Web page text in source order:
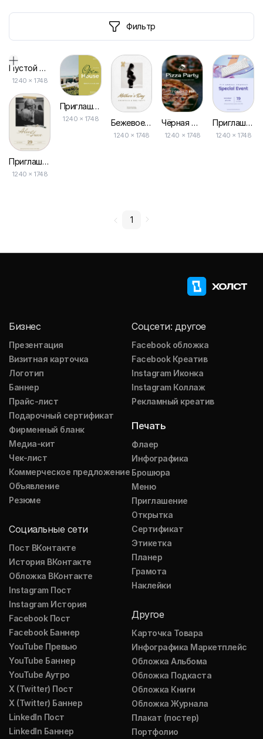
Фильтр
Пустой дизайн-макет
1240 × 1748
Приглашение в Ретро-фотографии Бежевого Цвета и Бумаги
1240 × 1748
Приглашение на День Открытых Дверей с Оливками и Фотографией
1240 × 1748 Бежевое Элегантное Фотографическое Приглашение на День Матери
1240 × 1748
Чёрная Пицца Бизнес Вечеринка Фотография Приглашение
1240 × 1748
Приглашение на Событие Компании по Фотографии Пурпурного Цвета
1240 × 1748
1
Бизнес
Презентация
Визитная карточка
Логотип
Баннер
Прайс-лист
Подарочный сертификат
Фирменный бланк
Медиа-кит
Чек-лист
Коммерческое предложение
Объявление
Резюме
Социальные сети
Пост ВКонтакте
История ВКонтакте
Обложка ВКонтакте
Instagram Пост
Instagram История
Facebook Пост
Facebook Баннер
YouTube Превью
YouTube Баннер
YouTube Аутро
X (Twitter) Пост
X (Twitter) Баннер
LinkedIn Пост
LinkedIn Баннер
Соцсети: другое
Facebook обложка
Facebook Креатив
Instagram Иконка
Instagram Коллаж
Рекламный креатив
Печать
Флаер
Инфографика
Брошюра
Меню
Приглашение
Открытка
Сертификат
Этикетка
Планер
Грамота
Наклейки
Другое
Карточка Товара
Инфографика Маркетплейс
Обложка Альбома
Обложка Подкаста
Обложка Книги
Обложка Журнала
Плакат (постер)
Портфолио